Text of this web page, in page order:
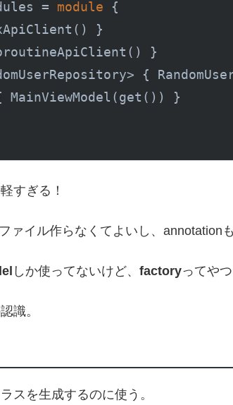
= module {
}
}
{
MainViewModel(get () ) }
すぎる！
ァイル作らなくてよいし、annotation
しか使ってないけど、 factoryってやつ
識。
スを生成するのに使う。